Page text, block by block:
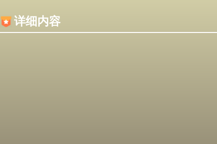
详细内容